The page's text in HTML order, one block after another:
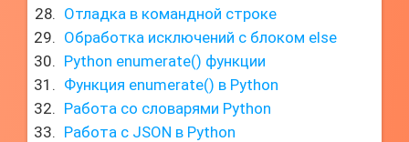
Отладка в командной строке
Обработка исключений с блоком else
Python enumerate() функции
Функция enumerate() в Python
Работа со словарями Python
Работа с JSON в Python